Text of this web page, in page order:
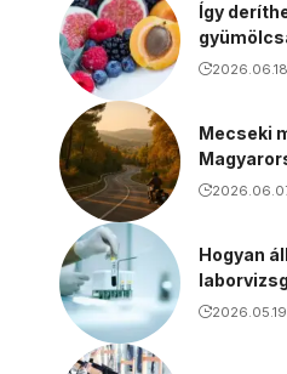
Így
Mecseki
Hogyan